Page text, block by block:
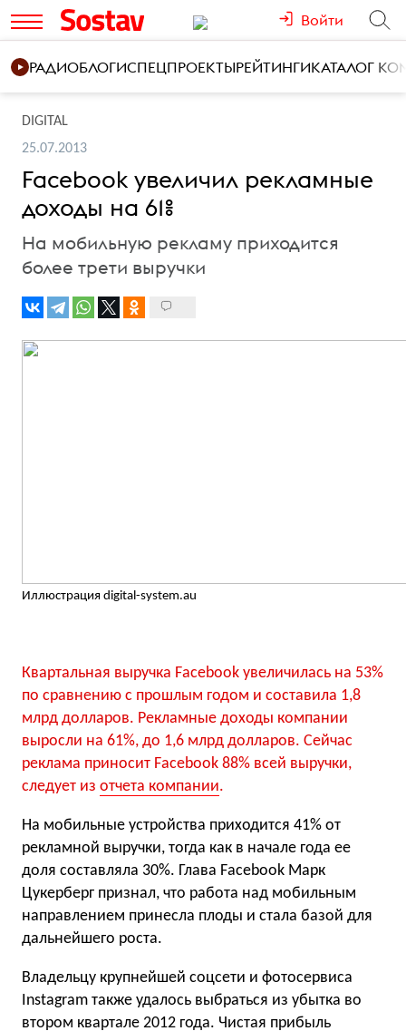
Войти
РАДИОБЛОГИСПЕЦПРОЕКТЫРЕЙТИНГИКАТАЛОГ
DIGITAL
25.07.2013
Facebook увеличил рекламные
доходы на 61%
На мобильную рекламу приходится
более трети выручки
Иллюстрация digital-system.au
Квартальная выручка Facebook увеличилась на 53%
по сравнению с прошлым годом и составила 1,8
млрд долларов. Рекламные доходы компании
выросли на 61%, до 1,6 млрд долларов. Сейчас
реклама приносит Facebook 88% всей выручки,
следует из отчета компании.
На мобильные устройства приходится 41% от
рекламной выручки, тогда как в начале года ее
доля составляла 30%. Глава Facebook Марк
Цукерберг признал, что работа над мобильным
направлением принесла плоды и стала базой для
дальнейшего роста.
Владельцу крупнейшей соцсети и фотосервиса
Instagram также удалось выбраться из убытка во
втором квартале 2012 года. Чистая прибыль